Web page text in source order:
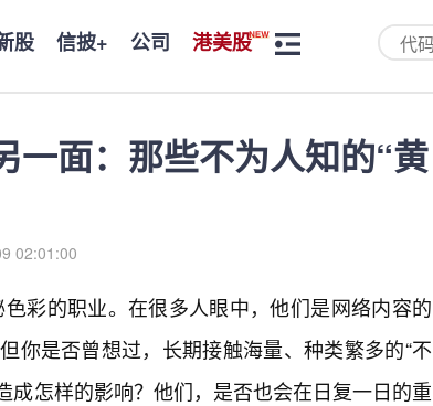
股 信披+ 公司 港美股
一面：那些不为人知的“黄
02:01:00
彩的职业。在很多人眼中，他们是网络内容的
你是否曾想过，长期接触海量、种类繁多的“不
成怎样的影响？他们，是否也会在日复一日的重